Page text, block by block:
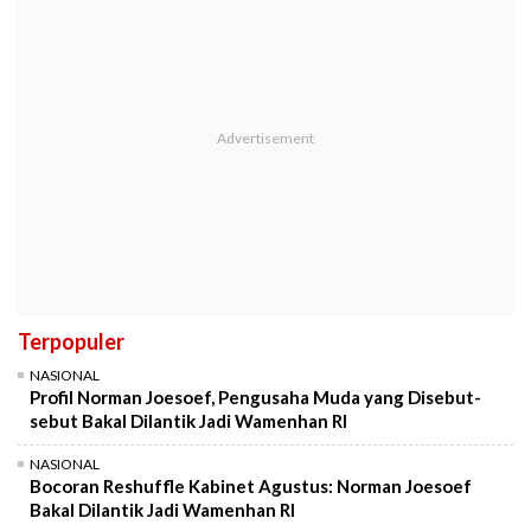
Terpopuler
NASIONAL
Profil Norman Joesoef, Pengusaha Muda yang Disebut-
sebut Bakal Dilantik Jadi Wamenhan RI
NASIONAL
Bocoran Reshuffle Kabinet Agustus: Norman Joesoef
Bakal Dilantik Jadi Wamenhan RI